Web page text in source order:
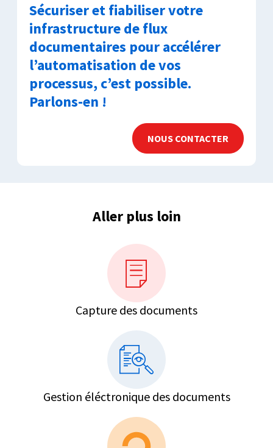
Sécuriser et fiabiliser votre
infrastructure de flux
documentaires pour accélérer
l’automatisation de vos
processus, c’est possible.
Parlons-en !
NOUS CONTACTER
Aller plus loin
Capture des documents
Gestion éléctronique des documents